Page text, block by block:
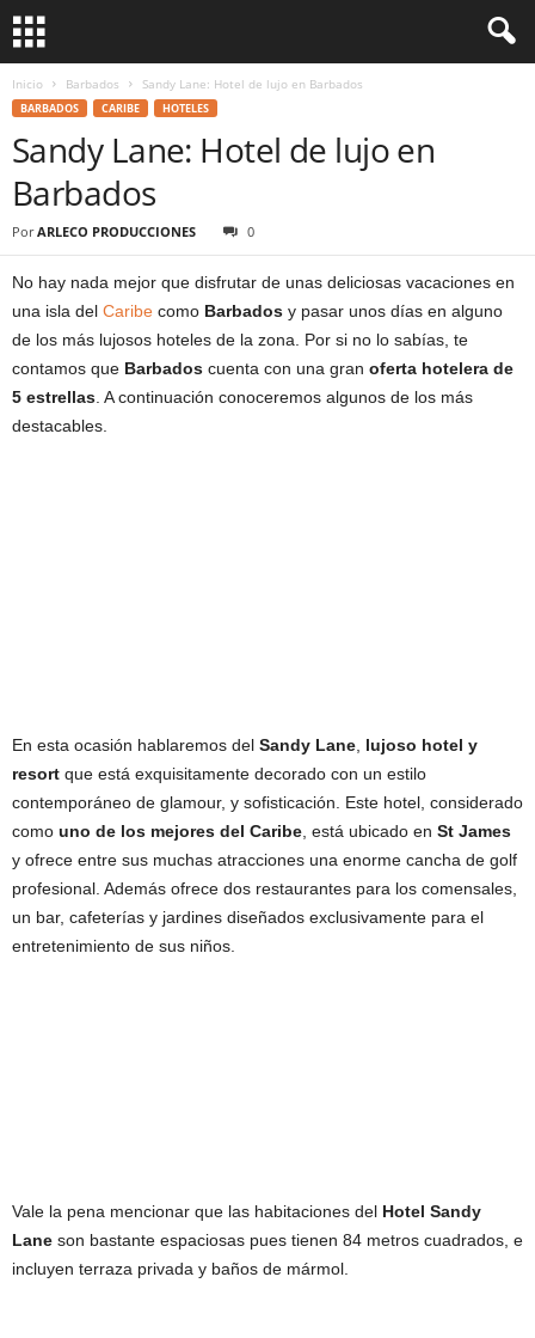
Inicio Barbados Sandy Lane: Hotel de lujo en Barbados
BARBADOS CARIBE HOTELES
Sandy Lane: Hotel de lujo en
Barbados
Por ARLECO PRODUCCIONES 0
No hay nada mejor que disfrutar de unas deliciosas vacaciones en
una isla del Caribe como Barbados y pasar unos días en alguno
de los más lujosos hoteles de la zona. Por si no lo sabías, te
contamos que Barbados cuenta con una gran oferta hotelera de
5 estrellas . A continuación conoceremos algunos de los más
destacables.
En esta ocasión hablaremos del Sandy Lane lujoso hotel y
resort que está exquisitamente decorado con un estilo
contemporáneo de glamour, y sofisticación. Este hotel, considerado
como uno de los mejores del Caribe , está ubicado en St James
y ofrece entre sus muchas atracciones una enorme cancha de golf
profesional. Además ofrece dos restaurantes para los comensales,
un bar, cafeterías y jardines diseñados exclusivamente para el
entretenimiento de sus niños.
Vale la pena mencionar que las habitaciones del Hotel Sandy
Lane son bastante espaciosas pues tienen 84 metros cuadrados, e
incluyen terraza privada y baños de mármol.